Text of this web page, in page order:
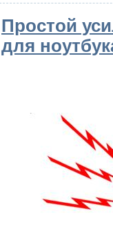
Простой
для